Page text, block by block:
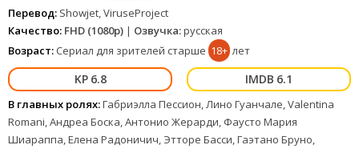
Перевод: Showjet, ViruseProject
Качество: FHD (1080p) | Озвучка:русская
Возраст: Сериал для зрителей старше 18+ лет
6.8 6.1
В главных ролях:Габриэлла Пессион, Лино Гуанчале, Valentina
Romani, Андреа Боска, Антонио Жерарди, Фаусто Мария
Шиараппа, Елена Радоничич, Этторе Басси, Гаэтано Бруно,